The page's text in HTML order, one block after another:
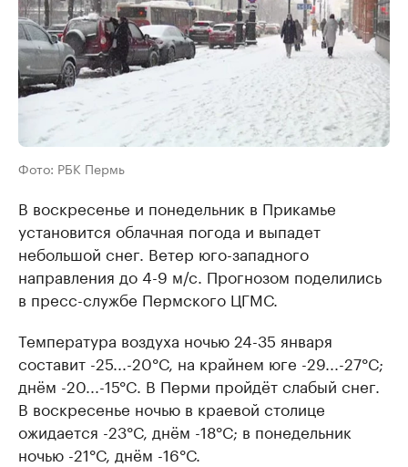
Фото: РБК Пермь
В воскресенье и понедельник в Прикамье
установится облачная погода и выпадет
небольшой снег. Ветер юго-западного
направления до 4-9 м/с. Прогнозом поделились
в пресс-службе Пермского ЦГМС.
Температура воздуха ночью 24-35 января
составит -25...-20°С, на крайнем юге -29...-27°С;
днём -20...-15°C. В Перми пройдёт слабый снег.
В воскресенье ночью в краевой столице
ожидается -23°С, днём -18°С; в понедельник
ночью -21°С, днём -16°С.